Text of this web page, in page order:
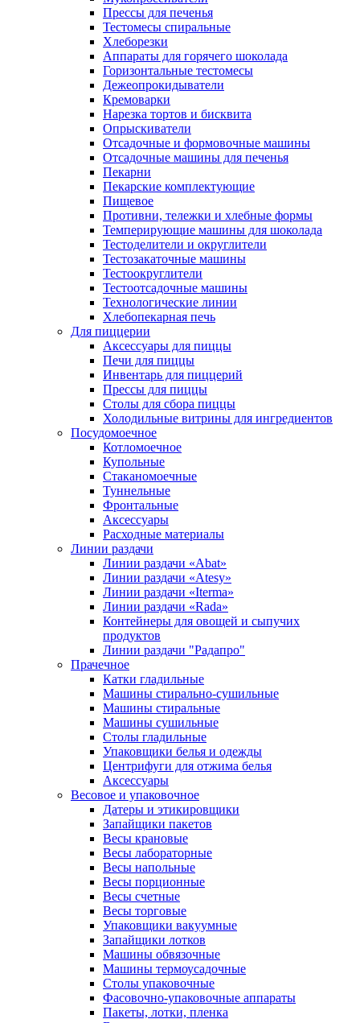
Прессы для печенья
Тестомесы спиральные
Хлеборезки
Аппараты для горячего шоколада
Горизонтальные тестомесы
Дежеопрокидыватели
Кремоварки
Нарезка тортов и бисквита
Опрыскиватели
Отсадочные и формовочные машины
Отсадочные машины для печенья
Пекарни
Пекарские комплектующие
Пищевое
Противни, тележки и хлебные формы
Темперирующие машины для шоколада
Тестоделители и округлители
Тестозакаточные машины
Тестоокруглители
Тестоотсадочные машины
Технологические линии
Хлебопекарная печь
Для пиццерии
Аксессуары для пиццы
Печи для пиццы
Инвентарь для пиццерий
Прессы для пиццы
Столы для сбора пиццы
Холодильные витрины для ингредиентов
Посудомоечное
Котломоечное
Купольные
Стаканомоечные
Туннельные
Фронтальные
Аксессуары
Расходные материалы
Линии раздачи
Линии раздачи «Abat»
Линии раздачи «Atesy»
Линии раздачи «Iterma»
Линии раздачи «Rada»
Контейнеры для овощей и сыпучих
продуктов
Линии раздачи "Радапро"
Прачечное
Катки гладильные
Машины стирально-сушильные
Машины стиральные
Машины сушильные
Столы гладильные
Упаковщики белья и одежды
Центрифуги для отжима белья
Аксессуары
Весовое и упаковочное
Датеры и этикировщики
Запайщики пакетов
Весы крановые
Весы лабораторные
Весы напольные
Весы порционные
Весы счетные
Весы торговые
Упаковщики вакуумные
Запайщики лотков
Машины обвязочные
Машины термоусадочные
Столы упаковочные
Фасовочно-упаковочные аппараты
Пакеты, лотки, пленка